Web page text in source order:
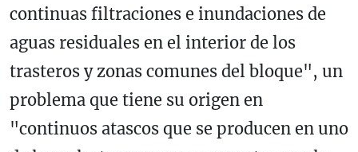
continuas filtraciones e inundaciones de
aguas residuales en el interior de los
trasteros y zonas comunes del bloque", un
problema que tiene su origen en
"continuos atascos que se producen en uno